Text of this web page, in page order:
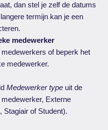
dan stel je zelf de datums
termijn kan je een
medewerker
of beperk het
medewerker.
Medewerker type uit de
Externe
Stagiair of Student).